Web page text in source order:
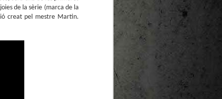
de la sèrie (marca de la
creat pel mestre Martin.